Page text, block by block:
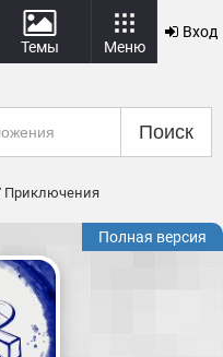
Темы Меню
Вход
Поиск
Приключения
Полная версия